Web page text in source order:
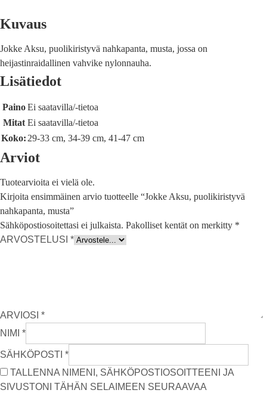
Kuvaus
Jokke Aksu, puolikiristyvä nahkapanta, musta, jossa on
heijastinraidallinen vahvike nylonnauha.
Lisätiedot
Paino Ei saatavilla/-tietoa
Mitat Ei saatavilla/-tietoa
Koko: 29-33 cm, 34-39 cm, 41-47 cm
Arviot
Tuotearvioita ei vielä ole.
Kirjoita ensimmäinen arvio tuotteelle “Jokke Aksu, puolikiristyvä
nahkapanta, musta”
Sähköpostiosoitettasi ei julkaista. Pakolliset kentät on merkitty *
ARVOSTELUSI *
ARVIOSI *
NIMI *
SÄHKÖPOSTI *
TALLENNA NIMENI, SÄHKÖPOSTIOSOITTEENI JA
SIVUSTONI TÄHÄN SELAIMEEN SEURAAVAA